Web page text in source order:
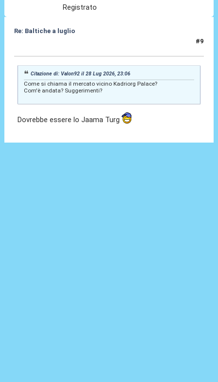
Registrato
Re: Baltiche a luglio
#9
Citazione di: Valon92 il 28 Lug 2026, 23:06
Come si chiama il mercato vicino Kadriorg Palace?
Com'è andata? Suggerimenti?
Dovrebbe essere lo Jaama Turg